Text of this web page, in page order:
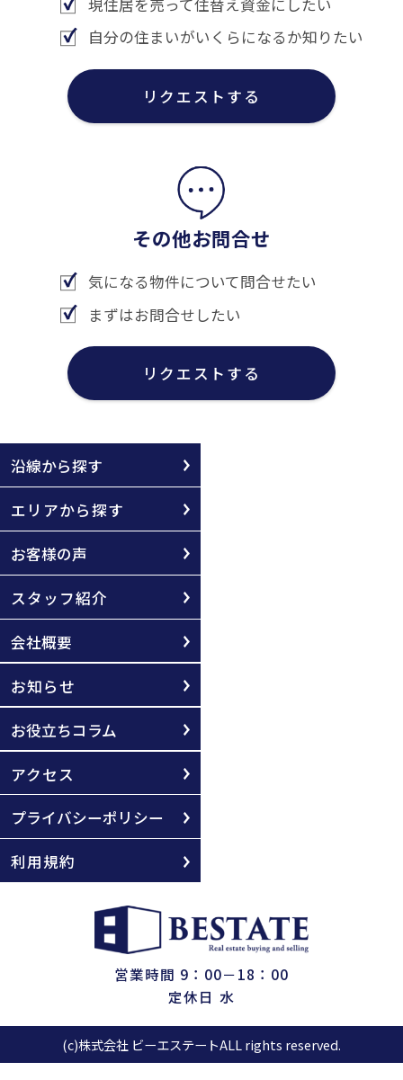
現住居を売って住替え資金にしたい
自分の住まいがいくらになるか知りたい
リクエストする
その他お問合せ
気になる物件について問合せたい
まずはお問合せしたい
リクエストする
沿線から探す
エリアから探す
お客様の声
スタッフ紹介
会社概要
お知らせ
お役立ちコラム
アクセス
プライバシーポリシー
利用規約
営業時間 9：00－18：00
定休日 水
(c)株式会社 ビーエステートALL rights reserved.